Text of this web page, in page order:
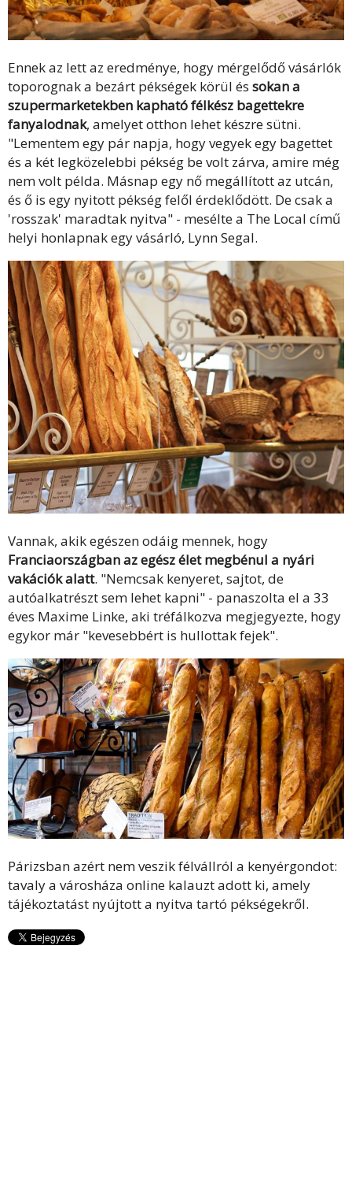
Ennek az lett az eredménye, hogy mérgelődő vásárlók
toporognak a bezárt pékségek körül és sokan a
szupermarketekben kapható félkész bagettekre
fanyalodnak, amelyet otthon lehet készre sütni.
"Lementem egy pár napja, hogy vegyek egy bagettet
és a két legközelebbi pékség be volt zárva, amire még
nem volt példa. Másnap egy nő megállított az utcán,
és ő is egy nyitott pékség felől érdeklődött. De csak a
'rosszak' maradtak nyitva" - mesélte a The Local című
helyi honlapnak egy vásárló, Lynn Segal.
Vannak, akik egészen odáig mennek, hogy
Franciaországban az egész élet megbénul a nyári
vakációk alatt. "Nemcsak kenyeret, sajtot, de
autóalkatrészt sem lehet kapni" - panaszolta el a 33
éves Maxime Linke, aki tréfálkozva megjegyezte, hogy
egykor már "kevesebbért is hullottak fejek".
Párizsban azért nem veszik félvállról a kenyérgondot:
tavaly a városháza online kalauzt adott ki, amely
tájékoztatást nyújtott a nyitva tartó pékségekről.